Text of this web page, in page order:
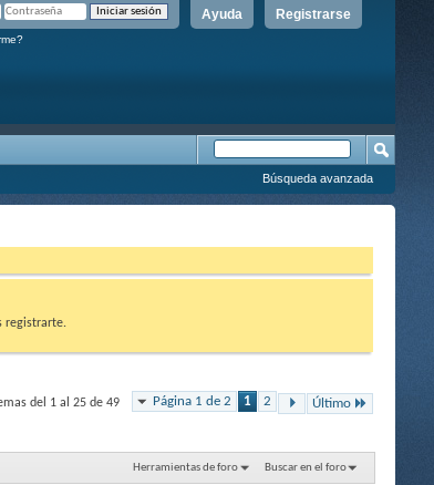
Registrarse
Ayuda
Búsqueda avanzada
registrarte.
Página 1 de 2 1 2 Último
del 1 al 25 de 49
Herramientas de foro Buscar en el foro